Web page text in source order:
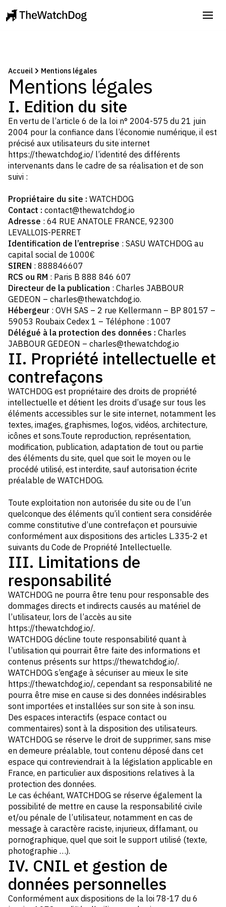
Accueil Mentions légales
Mentions légales
I. Edition du site
En vertu de l’article 6 de la loi n° 2004-575 du 21 juin
2004 pour la confiance dans l’économie numérique, il est
précisé aux utilisateurs du site internet
https://thewatchdog.io/ l’identité des différents
intervenants dans le cadre de sa réalisation et de son
suivi :
Propriétaire du site : WATCHDOG
Contact : contact@thewatchdog.io
Adresse : 64 RUE ANATOLE FRANCE, 92300
LEVALLOIS-PERRET
Identification de l’entreprise : SASU WATCHDOG au
capital social de 1000€
SIREN : 888846607
RCS ou RM : Paris B 888 846 607
Directeur de la publication : Charles JABBOUR
GEDEON – charles@thewatchdog.io.
Hébergeur : OVH SAS – 2 rue Kellermann – BP 80157 –
59053 Roubaix Cedex 1 – Téléphone : 1007
Délégué à la protection des données : Charles
JABBOUR GEDEON – charles@thewatchdog.io
II. Propriété intellectuelle et
contrefaçons
WATCHDOG est propriétaire des droits de propriété
intellectuelle et détient les droits d’usage sur tous les
éléments accessibles sur le site internet, notamment les
textes, images, graphismes, logos, vidéos, architecture,
icônes et sons.Toute reproduction, représentation,
modification, publication, adaptation de tout ou partie
des éléments du site, quel que soit le moyen ou le
procédé utilisé, est interdite, sauf autorisation écrite
préalable de WATCHDOG.
Toute exploitation non autorisée du site ou de l’un
quelconque des éléments qu’il contient sera considérée
comme constitutive d’une contrefaçon et poursuivie
conformément aux dispositions des articles L.335-2 et
suivants du Code de Propriété Intellectuelle.
III. Limitations de
responsabilité
WATCHDOG ne pourra être tenu pour responsable des
dommages directs et indirects causés au matériel de
l’utilisateur, lors de l’accès au site
https://thewatchdog.io/.
WATCHDOG décline toute responsabilité quant à
l’utilisation qui pourrait être faite des informations et
contenus présents sur https://thewatchdog.io/.
WATCHDOG s’engage à sécuriser au mieux le site
https://thewatchdog.io/, cependant sa responsabilité ne
pourra être mise en cause si des données indésirables
sont importées et installées sur son site à son insu.
Des espaces interactifs (espace contact ou
commentaires) sont à la disposition des utilisateurs.
WATCHDOG se réserve le droit de supprimer, sans mise
en demeure préalable, tout contenu déposé dans cet
espace qui contreviendrait à la législation applicable en
France, en particulier aux dispositions relatives à la
protection des données.
Le cas échéant, WATCHDOG se réserve également la
possibilité de mettre en cause la responsabilité civile
et/ou pénale de l’utilisateur, notamment en cas de
message à caractère raciste, injurieux, diffamant, ou
pornographique, quel que soit le support utilisé (texte,
photographie …).
IV. CNIL et gestion de
données personnelles
Conformément aux dispositions de la loi 78-17 du 6